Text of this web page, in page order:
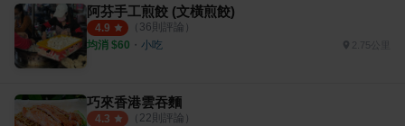
阿芬手工煎餃 (文橫煎餃)
4.9 （ 36則評論）
均消 $60 ・ 小吃 2.75公里
巧來香港雲吞麵
4.3 （ 22則評論）